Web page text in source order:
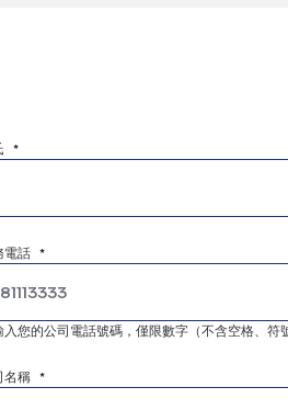
*
電話 *
入您的公司電話號碼，僅限數字（不含空格、符
名稱 *